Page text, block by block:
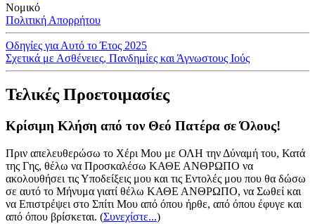
Νομικό
Πολιτική Απορρήτου
Οδηγίες για Αυτό το Έτος 2025
Σχετικά με Ασθένειες, Πανδημίες και Άγνωστους Ιούς
Τελικές Προετοιμασίες
Κρίσιμη Κλήση από τον Θεό Πατέρα σε Όλους!
Πριν απελευθερώσω το Χέρι Μου με ΟΛΗ την Δύναμή του, Κατά
της Γης, θέλω να Προσκαλέσω ΚΑΘΕ ΑΝΘΡΩΠΟ να
ακολουθήσει τις Υποδείξεις μου και τις Εντολές μου που θα δώσω
σε αυτό το Μήνυμα γιατί θέλω ΚΑΘΕ ΑΝΘΡΩΠΟ, να Σωθεί και
να Επιστρέψει στο Σπίτι Μου από όπου ήρθε, από όπου έφυγε και
από όπου βρίσκεται. (Συνεχίστε...)